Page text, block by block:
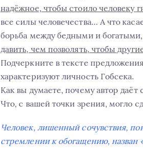
надёжное, чтобы стоило человеку
все силы человечества… А что
борьба между бедными и
давить, чем позволять, чтобы
Подчеркните в тексте
характеризуют личность Гобсека.
Как вы думаете, почему автор даёт
Что, с вашей точки зрения, могло
Человек, лишенный сочувствия,
стремлении к обогащению, назван